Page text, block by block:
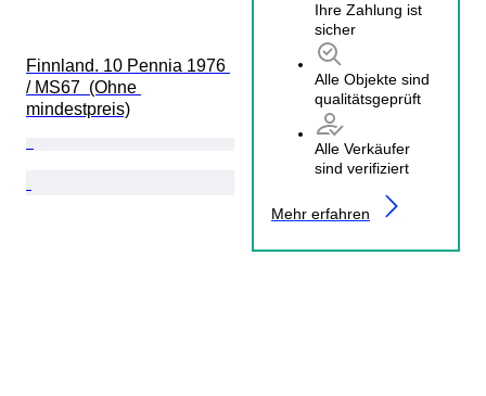
Ihre Zahlung ist
sicher
Alle Objekte sind
qualitätsgeprüft
Alle Verkäufer
sind verifiziert
Mehr erfahren
Finnland. 10 Pennia 1976
/ MS67  (Ohne
mindestpreis)